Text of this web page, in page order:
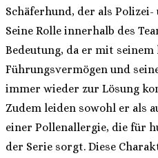
Schäferhund, der als
Seine Rolle innerhalb des
Bedeutung, da er mit seinem
Führungsvermögen und
immer wieder zur Lösung
Zudem leiden sowohl er als
einer Pollenallergie, die für
der Serie sorgt. Diese